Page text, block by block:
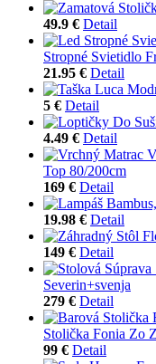
49.9 € Detail
Stropné Svietidlo
21.95 € Detail
5 € Detail
4.49 € Detail
Top 80/200cm
169 € Detail
19.98 € Detail
149 € Detail
Severin+svenja
279 € Detail
Stolička Fonia Zo
99 € Detail